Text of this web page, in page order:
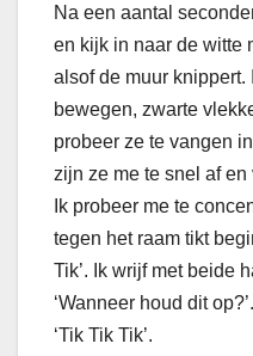
Na een aantal
en kijk in naar de witte
alsof de muur
bewegen, zwarte
probeer ze te vangen
zijn ze me te snel af
Ik probeer me te
tegen het raam tikt
Tik’. Ik wrijf met beide
‘Wanneer houd dit
‘Tik Tik Tik’.